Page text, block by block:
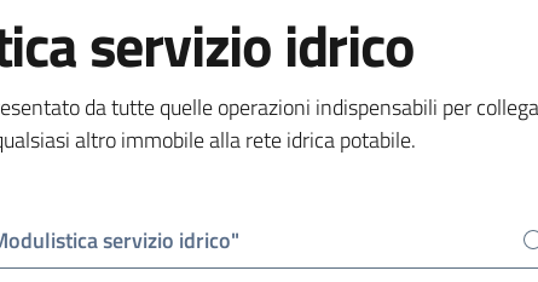
servizio idrico
da tutte quelle operazioni indispensabili per
altro immobile alla rete idrica potabile.
servizio idrico"